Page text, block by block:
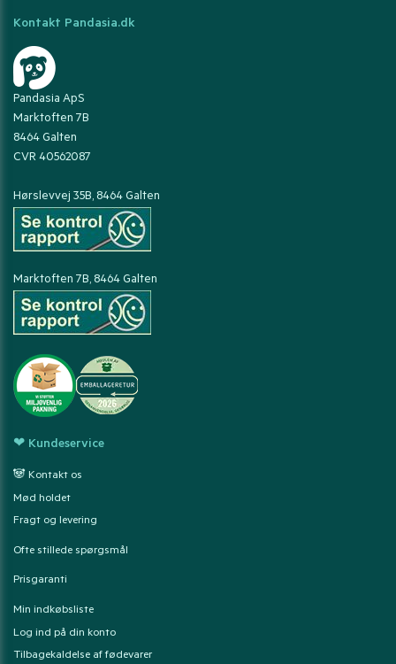
Kontakt Pandasia.dk
Pandasia ApS
Marktoften 7B
8464 Galten
CVR 40562087
Hørslevvej 35B, 8464 Galten
Marktoften 7B, 8464 Galten
❤ Kundeservice
🐼 Kontakt os
Mød holdet
Fragt og levering
Ofte stillede spørgsmål
Prisgaranti
Min indkøbsliste
Log ind på din konto
Tilbagekaldelse af fødevarer